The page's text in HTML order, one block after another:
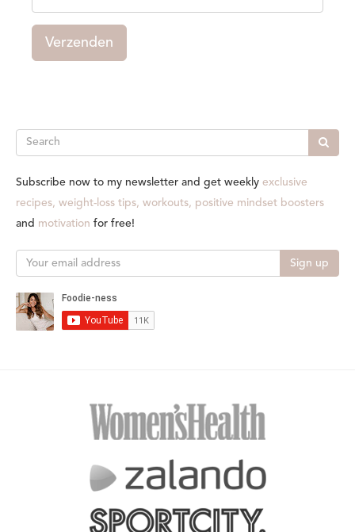
Verzenden
Search
Subscribe now to my newsletter and get weekly exclusive
recipes, weight-loss tips, workouts, positive mindset boosters
and motivation for free!